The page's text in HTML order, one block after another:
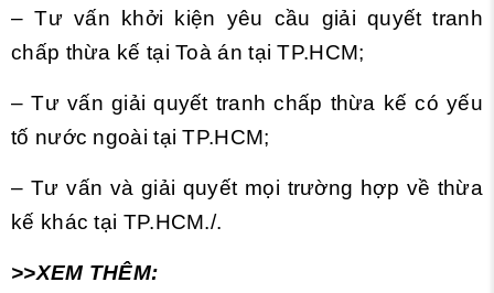
– Tư vấn khởi kiện yêu cầu giải quyết tranh
chấp thừa kế tại Toà án tại TP.HCM;
– Tư vấn giải quyết tranh chấp thừa kế có yếu
tố nước ngoài tại TP.HCM;
– Tư vấn và giải quyết mọi trường hợp về thừa
kế khác tại TP.HCM./.
>>XEM THÊM: